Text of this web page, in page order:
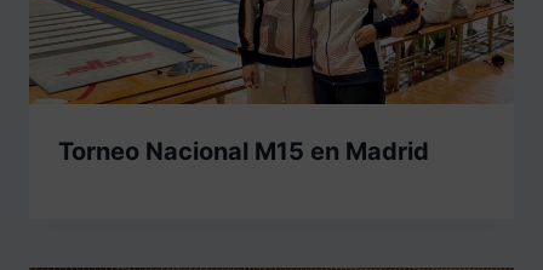
Torneo Nacional M15 en Madrid